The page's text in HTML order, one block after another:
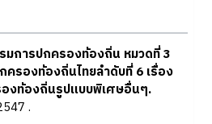
มการปกครองท้องถิ่น หมวดที่ 3
รองท้องถิ่นไทยลำดับที่ 6 เรื่อง
งท้องถิ่นรูปแบบพิเศษอื่นๆ.
.